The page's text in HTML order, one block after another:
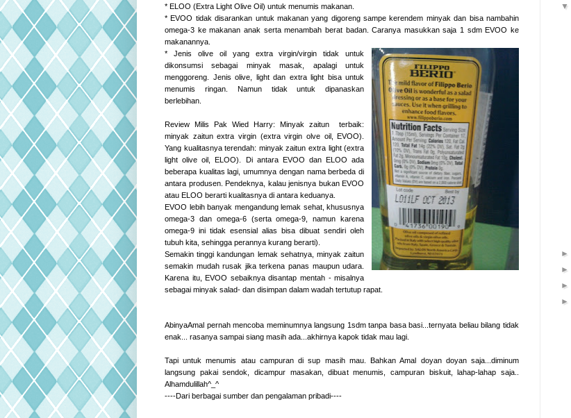
* ELOO (Extra Light Olive Oil) untuk menumis makanan.
* EVOO tidak disarankan untuk makanan yang digoreng sampe kerendem minyak dan bisa nambahin
omega-3 ke makanan anak serta menambah berat badan. Caranya masukkan saja 1 sdm EVOO ke
makanannya.
* Jenis olive oil yang extra virgin/virgin tidak untuk
dikonsumsi sebagai minyak masak, apalagi untuk
menggoreng. Jenis olive, light dan extra light bisa untuk
menumis ringan. Namun tidak untuk dipanaskan
berlebihan.
Review Milis Pak Wied Harry: Minyak zaitun terbaik:
minyak zaitun extra virgin (extra virgin olve oil, EVOO).
Yang kualitasnya terendah: minyak zaitun extra light (extra
light olive oil, ELOO). Di antara EVOO dan ELOO ada
beberapa kualitas lagi, umumnya dengan nama berbeda di
antara produsen. Pendeknya, kalau jenisnya bukan EVOO
atau ELOO berarti kualitasnya di antara keduanya.
EVOO lebih banyak mengandung lemak sehat, khususnya
omega-3 dan omega-6 (serta omega-9, namun karena
omega-9 ini tidak esensial alias bisa dibuat sendiri oleh
tubuh kita, sehingga perannya kurang berarti).
Semakin tinggi kandungan lemak sehatnya, minyak zaitun
semakin mudah rusak jika terkena panas maupun udara.
Karena itu, EVOO sebaiknya disantap mentah - misalnya
sebagai minyak salad- dan disimpan dalam wadah tertutup rapat.
AbinyaAmal pernah mencoba meminumnya langsung 1sdm tanpa basa basi...ternyata beliau bilang tidak
enak... rasanya sampai siang masih ada...akhirnya kapok tidak mau lagi.
Tapi untuk menumis atau campuran di sup masih mau. Bahkan Amal doyan doyan saja...diminum
langsung pakai sendok, dicampur masakan, dibuat menumis, campuran biskuit, lahap-lahap saja..
Alhamdulillah^_^
----Dari berbagai sumber dan pengalaman pribadi----
▼
►
►
►
►